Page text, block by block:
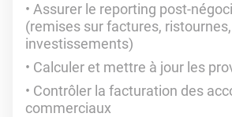
Assurer le reporting post-
(remises sur factures,
investissements)
Calculer et mettre à jour les
Contrôler la facturation des
commerciaux